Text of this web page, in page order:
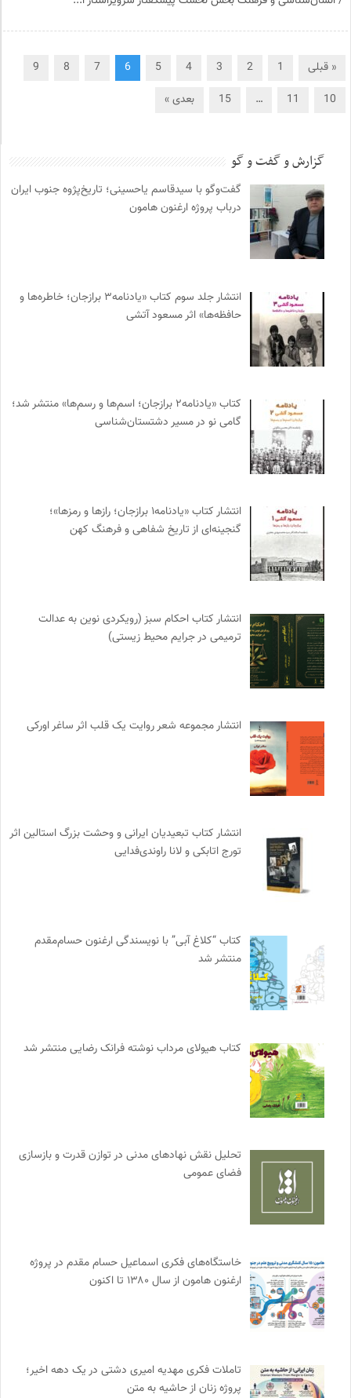
« قبلی 1
2
3
4
5
6
7
8
9
10
11
…
15 بعدی »
گزارش و گفت و گو
گفت‌وگو با سیدقاسم یاحسینی؛ تاریخ‌پژوه جنوب ایران
درباب پروژه ارغنون هامون
انتشار جلد سوم کتاب «یادنامه۳ برازجان؛ خاطره‌ها و
حافظه‌ها» اثر مسعود آتشی
کتاب «یادنامه۲ برازجان؛ اسم‌ها و رسم‌ها» منتشر شد؛
گامی نو در مسیر دشتستان‌شناسی
انتشار کتاب «یادنامه۱ برازجان؛ رازها و رمزها»؛
گنجینه‌ای از تاریخ شفاهی و فرهنگ کهن
انتشار کتاب احکام سبز (رویکردی نوین به عدالت
ترمیمی در جرایم محیط‌ زیستی)
انتشار مجموعه شعر روایت یک قلب اثر ساغر اورکی
انتشار کتاب تبعیدیان ایرانی و وحشت بزرگ استالین اثر
تورج اتابکی و لانا راوندی‌فدایی
کتاب “کلاغ آبی” با نویسندگی ارغنون حسام‌مقدم
منتشر شد
کتاب هیولای مرداب نوشته فرانک رضایی منتشر شد
تحلیل نقش نهادهای مدنی در توازن قدرت و بازسازی
فضای عمومی
خاستگاه‌های فکری اسماعیل حسام مقدم در پروژه
ارغنون هامون از سال ۱۳۸۰ تا اکنون
تاملات فکری مهدیه امیری دشتی در یک دهه اخیر؛
پروژه زنان از حاشیه به متن